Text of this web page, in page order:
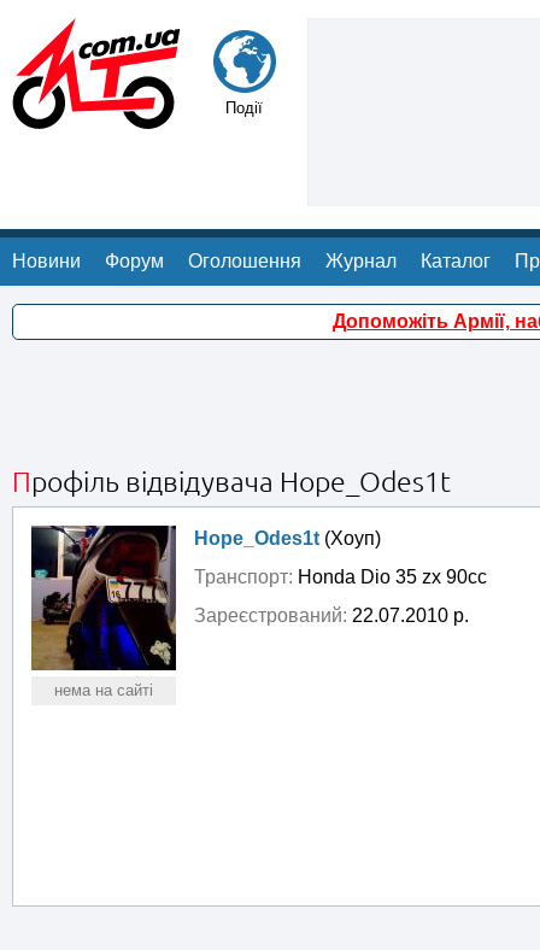
Події
Новини Форум Оголошення Журнал Каталог
Допоможіть Армії,
Профіль відвідувача Hope_Odes1t
нема на сайті
Hope_Odes1t (Хоуп)
Транспорт: Honda Dio 35 zx 90cc
Зареєстрований: 22.07.2010 р.